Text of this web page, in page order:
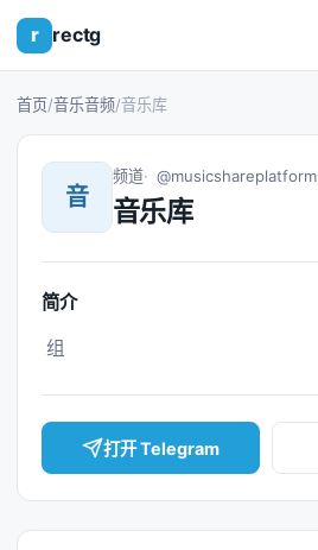
r rectg
首页/音乐音频/音乐库
音
频道 @musicshareplatform
音乐库
简介
组
打开 Telegram